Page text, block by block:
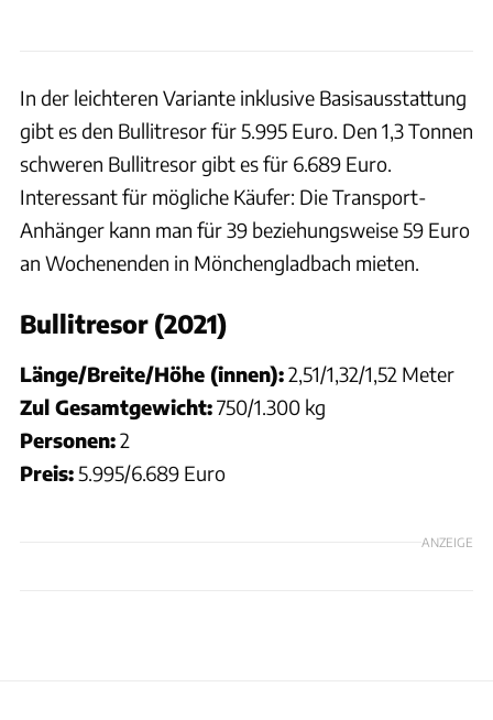
In der leichteren Variante inklusive Basisausstattung
gibt es den Bullitresor für 5.995 Euro. Den 1,3 Tonnen
schweren Bullitresor gibt es für 6.689 Euro.
Interessant für mögliche Käufer: Die Transport-
Anhänger kann man für 39 beziehungsweise 59 Euro
an Wochenenden in Mönchengladbach mieten.
Bullitresor (2021)
Länge/Breite/Höhe (innen):2,51/1,32/1,52 Meter
Zul Gesamtgewicht:750/1.300 kg
Personen:2
Preis:5.995/6.689 Euro
ANZEIGE